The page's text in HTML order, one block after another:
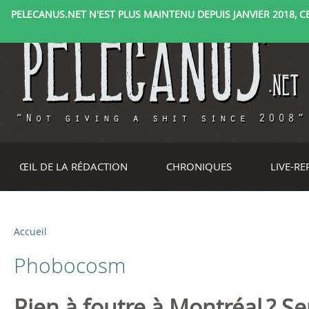
PELECANUS.NET N'EST PLUS MAINTENU DEPUIS JANVIER 2018,
ŒIL DE LA RÉDACTION CHRONIQUES LIVE-
V
o
u
Accueil
Phobocosm